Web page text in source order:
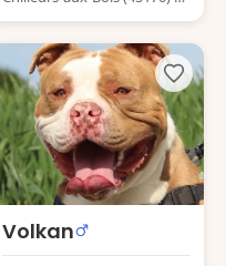
ance
Volkan